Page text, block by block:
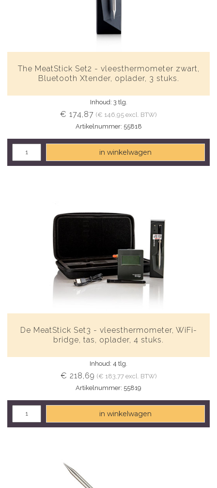
The MeatStick Set2 - vleesthermometer zwart,
Bluetooth Xtender, oplader, 3 stuks.
Inhoud: 3 tlg.
€ 174,87 (€ 146,95 excl. BTW)
Artikelnummer: 55818
in winkelwagen
De MeatStick Set3 - vleesthermometer, WiFi-
bridge, tas, oplader, 4 stuks.
Inhoud: 4 tlg.
€ 218,69 (€ 183,77 excl. BTW)
Artikelnummer: 55819
in winkelwagen